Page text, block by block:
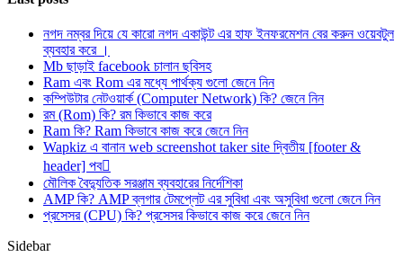
নগদ নম্বর দিয়ে যে কারো নগদ একাউন্ট এর হাফ ইনফরমেশন বের করুন ওয়েবটুল
ব্যবহার করে ।
Mb ছাড়াই facebook চালান ছবিসহ
Ram এবং Rom এর মধ্যে পার্থক্য গুলো জেনে নিন
কম্পিউটার নেটওয়ার্ক (Computer Network) কি? জেনে নিন
রম (Rom) কি? রম কিভাবে কাজ করে
Ram কি? Ram কিভাবে কাজ করে জেনে নিন
Wapkiz এ বানান web screenshot taker site দ্বিতীয় [footer &
header] পব
মৌলিক বৈদ্যুতিক সরঞ্জাম ব্যবহারের নির্দেশিকা
AMP কি? AMP ব্লগার টেমপ্লেট এর সুবিধা এবং অসুবিধা গুলো জেনে নিন
প্রসেসর (CPU) কি? প্রসেসর কিভাবে কাজ করে জেনে নিন
Sidebar